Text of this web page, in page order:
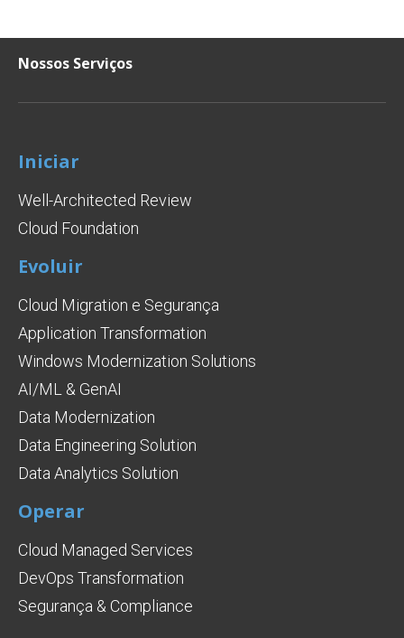
Nossos Serviços
Iniciar
Well-Architected Review
Cloud Foundation
Evoluir
Cloud Migration e Segurança
Application Transformation
Windows Modernization Solutions
AI/ML & GenAI
Data Modernization
Data Engineering Solution
Data Analytics Solution
Operar
Cloud Managed Services
DevOps Transformation
Segurança & Compliance